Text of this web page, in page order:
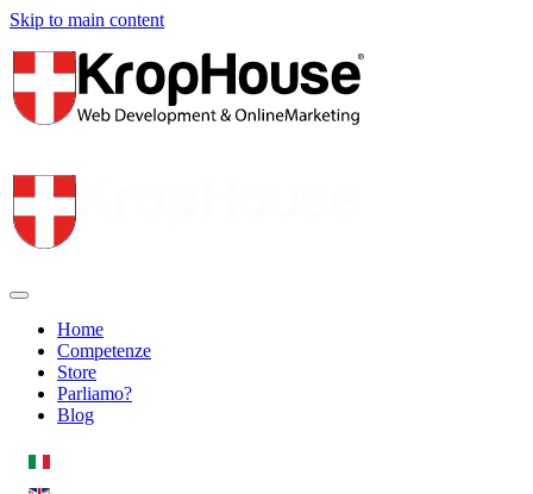
Skip to main content
Home
Competenze
Store
Parliamo?
Blog